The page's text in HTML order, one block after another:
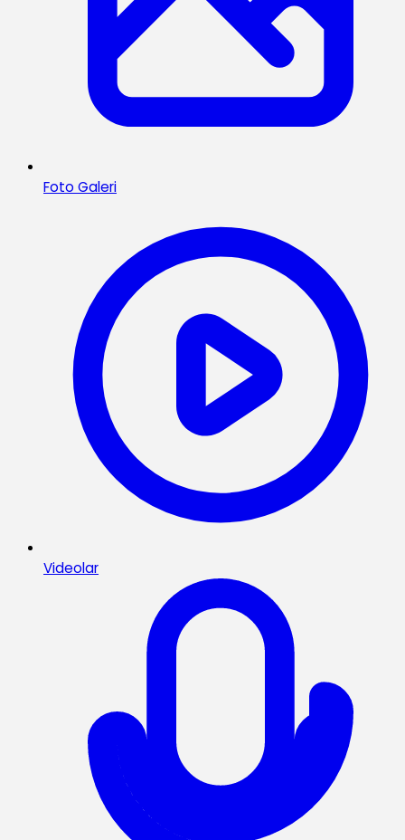
Foto Galeri
Videolar